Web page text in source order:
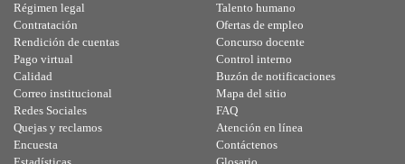
Régimen legal
Contratación
Rendición de cuentas
Pago virtual
Calidad
Talento humano
Ofertas de empleo
Concurso docente
Control interno
Buzón de notificaciones
Correo institucional
Redes Sociales
Quejas y reclamos
Encuesta
Mapa del sitio
FAQ
Atención en línea
Contáctenos